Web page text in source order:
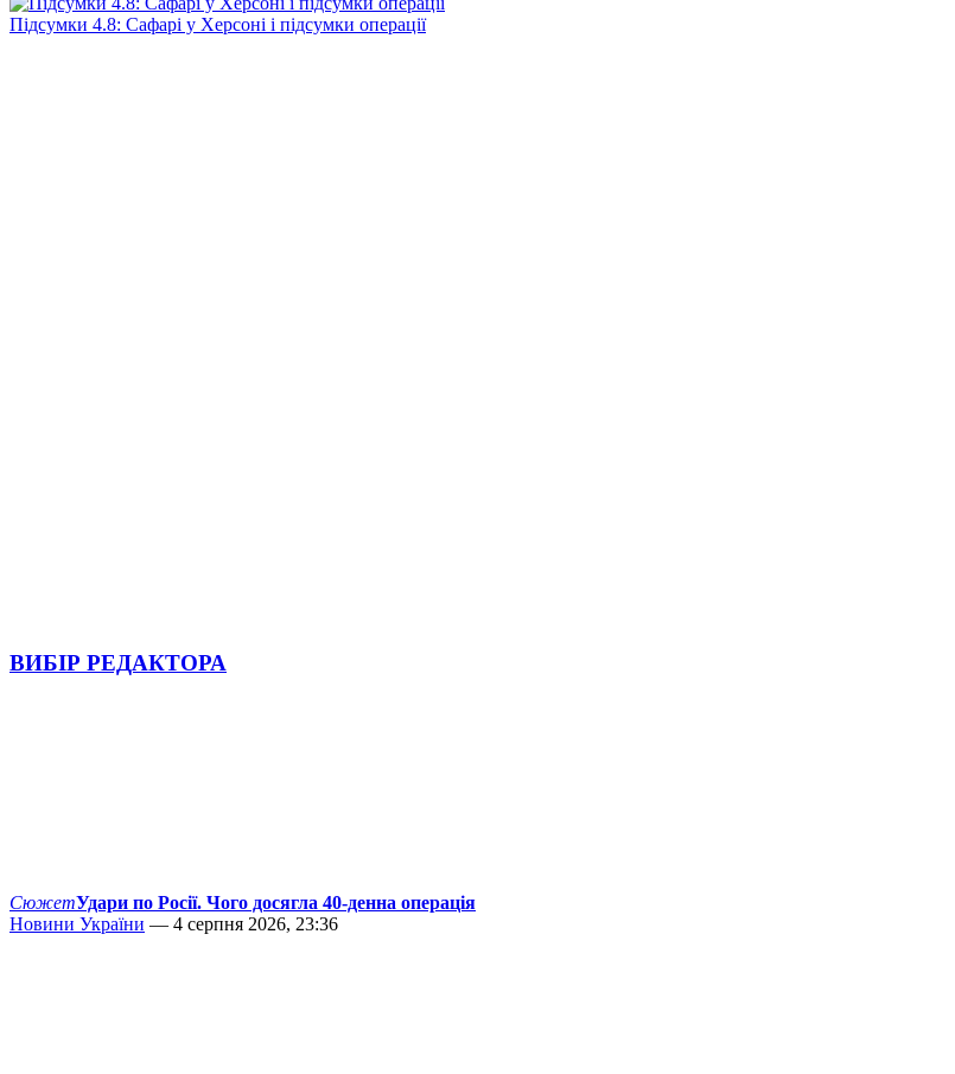
Підсумки 4.8: Сафарі у Херсоні і підсумки операції
ВИБІР РЕДАКТОРА
СюжетУдари по Росії. Чого досягла 40-денна операція
Новини України — 4 серпня 2026, 23:36